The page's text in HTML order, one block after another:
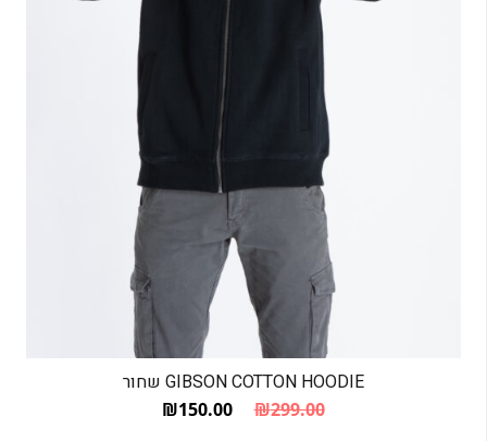
GIBSON COTTON HOODIE שחור
₪299.00 המחיר המקורי היה: ₪299.00.
₪150.00
המחיר הנוכחי הוא: ₪150.00.